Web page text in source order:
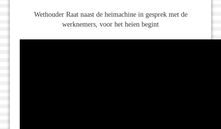
Wethouder Raat naast de heimachine in gesprek met de
werknemers, voor het heien begint